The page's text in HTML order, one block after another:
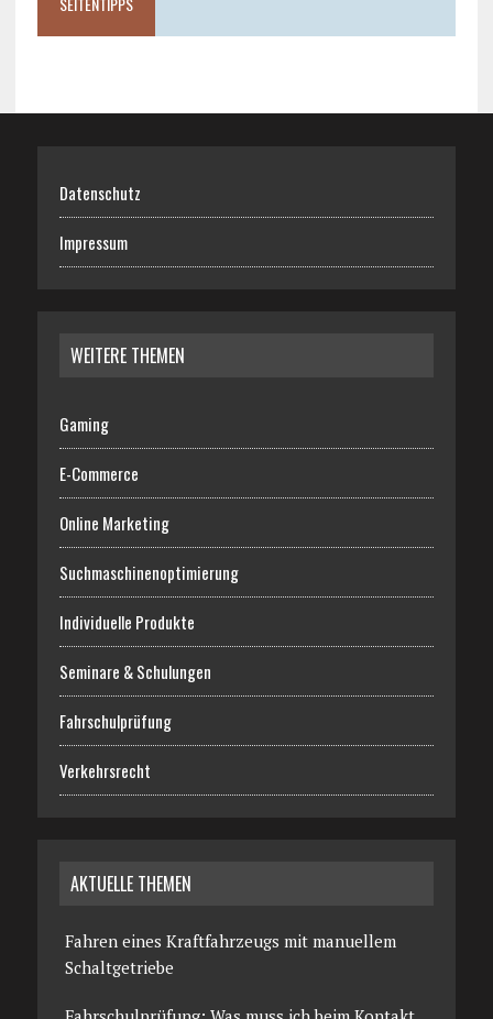
Datenschutz
Impressum
WEITERE THEMEN
Gaming
E-Commerce
Online Marketing
Suchmaschinenoptimierung
Individuelle Produkte
Seminare & Schulungen
Fahrschulprüfung
Verkehrsrecht
AKTUELLE THEMEN
Fahren eines Kraftfahrzeugs mit manuellem
Schaltgetriebe